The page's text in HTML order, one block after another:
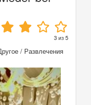
3из5
/ Развлечения